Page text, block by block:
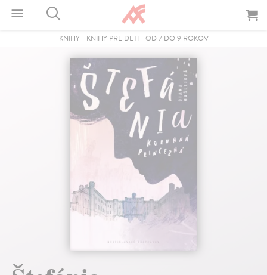
KNIHY- KNIHY PRE DETI - OD 7 DO 9 ROKOV